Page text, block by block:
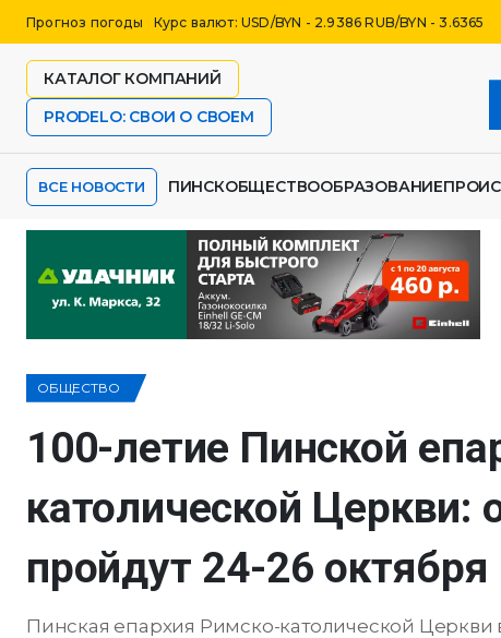
Прогноз погоды Курс валют: USD/BYN - 2.9386 RUB/BYN - 3.6365
КАТАЛОГ КОМПАНИЙ
PRODELO: СВОИ О СВОЕМ
ВСЕ НОВОСТИ ПИНСКОБЩЕСТВООБРАЗОВАНИЕ
ОБЩЕСТВО
100-летие Пинской
католической Церкви:
пройдут 24-26
Пинская епархия Римско-католической Церкви